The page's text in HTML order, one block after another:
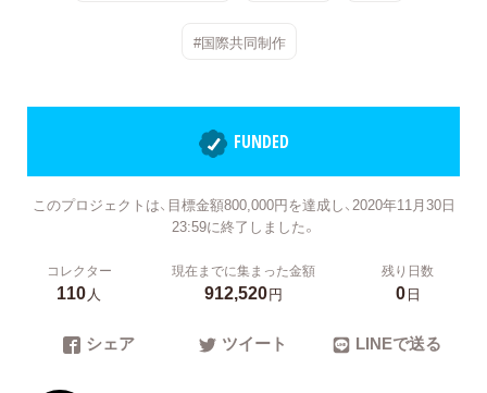
#国際共同制作
FUNDED
このプロジェクトは、目標金額800,000円を達成し、2020年11月30日
23:59に終了しました。
コレクター
110人
現在までに集まった金額
912,520円
残り日数
0日
シェア ツイート LINEで送る